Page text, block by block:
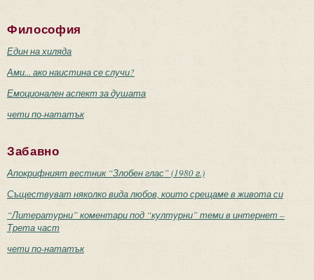
Философия
Един на хиляда
Ами... ако наистина се случи?
Емоционален аспект за душата
чети по-нататък
Забавно
Апокрифният вестник “Злобен глас” (1980 г.)
Съществуват няколко вида любов, които срещаме в живота си
“Литературни” коментари под “културни” теми в интернет –
Трета част
чети по-нататък